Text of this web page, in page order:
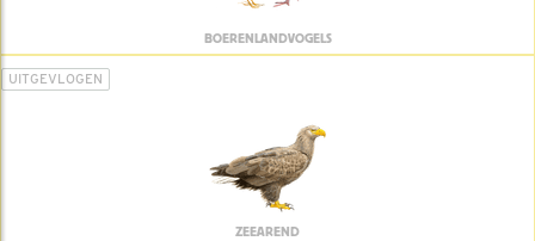
BOERENLANDVOGELS
UITGEVLOGEN
ZEEAREND